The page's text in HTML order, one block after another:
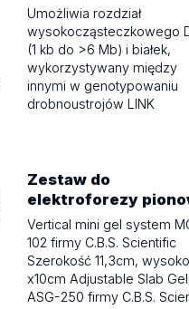
Umożliwia rozdział
wysokocząsteczkowego
(1 kb do >6 Mb) i białek,
wykorzystywany między
innymi w genotypowaniu
drobnoustrojów LINK
Zestaw do
elektroforezy
Vertical mini gel system
102 firmy C.B.S. Scientific
Szerokość 11,3cm,
x10cm Adjustable Slab
ASG-250 firmy C.B.S.